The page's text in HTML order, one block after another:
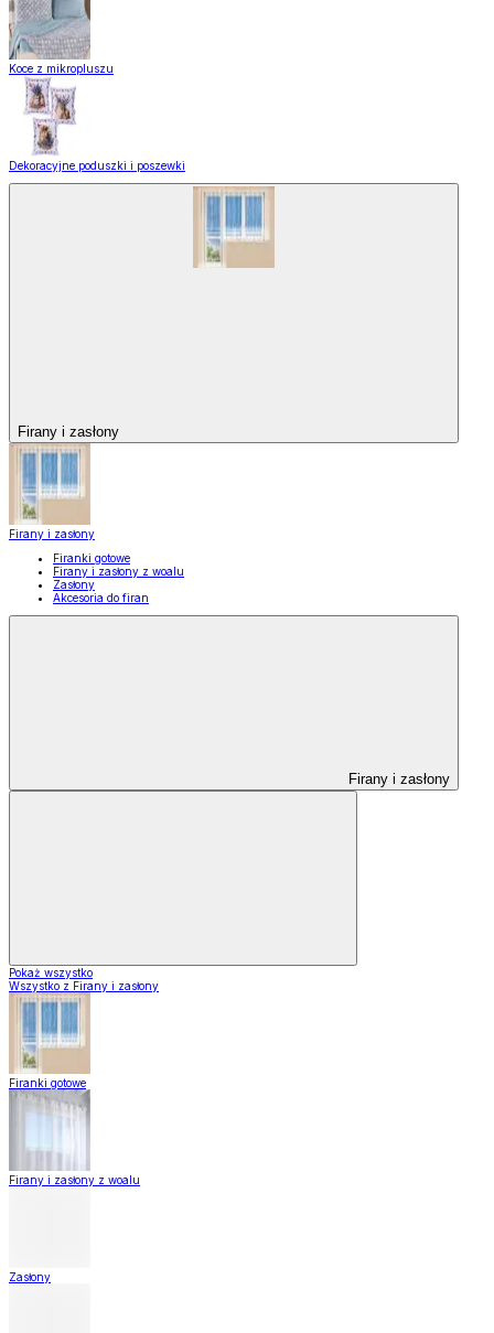
Koce z mikropluszu
Dekoracyjne poduszki i poszewki
Firany i zasłony
Firany i zasłony
Firanki gotowe
Firany i zasłony z woalu
Zasłony
Akcesoria do firan
Firany i zasłony
Pokaż wszystko
Wszystko z Firany i zasłony
Firanki gotowe
Firany i zasłony z woalu
Zasłony